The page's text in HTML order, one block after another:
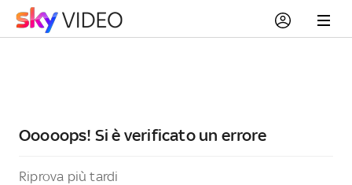
Ooooops! Si è verificato un errore
Riprova più tardi